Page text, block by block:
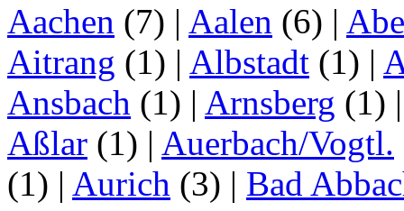
Aachen (7) | Aalen (6) |
Aitrang (1) | Albstadt (1) |
Ansbach (1) | Arnsberg (1)
Aßlar (1) | Auerbach/Vogtl.
(1) | Aurich (3) | Bad